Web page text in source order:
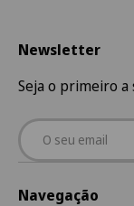
Newsletter
Seja o primeiro a
Email
Navegação